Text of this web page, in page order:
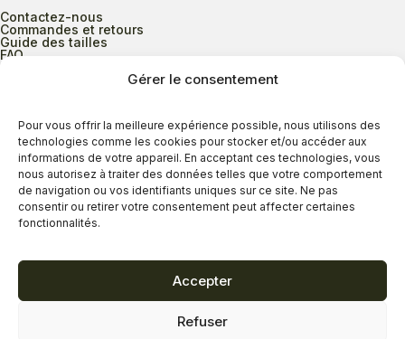
Gérer le consentement
Pour vous offrir la meilleure expérience possible, nous utilisons des
technologies comme les cookies pour stocker et/ou accéder aux
informations de votre appareil. En acceptant ces technologies, vous
nous autorisez à traiter des données telles que votre comportement
de navigation ou vos identifiants uniques sur ce site. Ne pas
consentir ou retirer votre consentement peut affecter certaines
fonctionnalités.
Accepter
Refuser
Contactez-nous
Commandes et retours
Guide des tailles
FAQ
Heures d’ouverture
Lundi au mercredi
9h00 à 17h30
Jeudi
9h00 à 20h00
Vendredi
9h00 à 18h00
Dimanche
11h00 à 16h30